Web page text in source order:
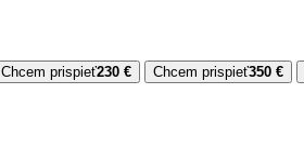
Chcem prispieť230 € Chcem prispieť350 €